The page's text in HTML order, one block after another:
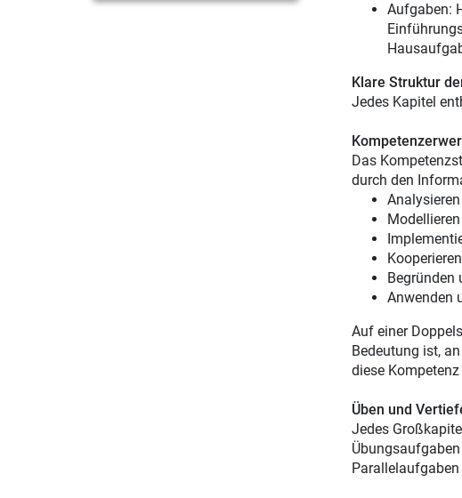
Aufgaben:
Klare Struktur
Jedes Kapitel
Das
durch den
Analysieren
Modellieren
Begründen
Anwenden
Auf einer
Bedeutung ist,
diese
Üben und
Jedes